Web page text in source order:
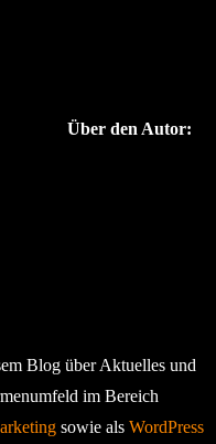
Über den Autor:
Blog über Aktuelles und
im Bereich
sowie alsWordPress